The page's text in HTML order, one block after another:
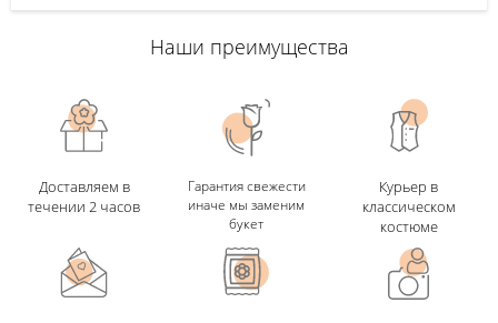
Наши преимущества
Доставляем в
течении 2 часов
Гарантия свежести
иначе мы заменим
букет
Курьер в
классическом
костюме